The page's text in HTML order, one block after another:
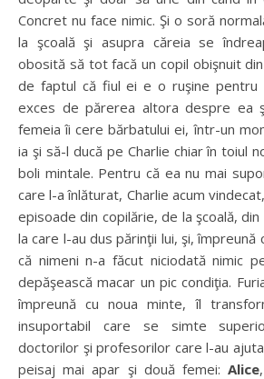
Concret nu face nimic. Şi o soră
la şcoală şi asupra căreia se
obosită să tot facă un copil obişnuit
de faptul că fiul ei e o ruşine pentru
exces de părerea altora despre ea
femeia îi cere bărbatului ei, într-un
ia şi să-l ducă pe Charlie chiar în toiul
boli mintale. Pentru că ea nu mai
care l-a înlăturat, Charlie acum
episoade din copilărie, de la şcoală,
la care l-au dus părinţii lui, şi, împreună
că nimeni n-a făcut niciodată nimic
depăşească macar un pic condiţia.
împreună cu noua minte, îl
insuportabil care se simte
doctorilor şi profesorilor care l-au
peisaj mai apar şi două femei:Alice